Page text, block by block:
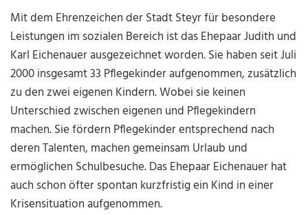
Mit dem Ehrenzeichen der Stadt Steyr für besondere
Leistungen im sozialen Bereich ist das Ehepaar Judith und
Karl Eichenauer ausgezeichnet worden. Sie haben seit Juli
2000 insgesamt 33 Pflegekinder aufgenommen, zusätzlich
zu den zwei eigenen Kindern. Wobei sie keinen
Unterschied zwischen eigenen und Pflegekindern
machen. Sie fördern Pflegekinder entsprechend nach
deren Talenten, machen gemeinsam Urlaub und
ermöglichen Schulbesuche. Das Ehepaar Eichenauer hat
auch schon öfter spontan kurzfristig ein Kind in einer
Krisensituation aufgenommen.